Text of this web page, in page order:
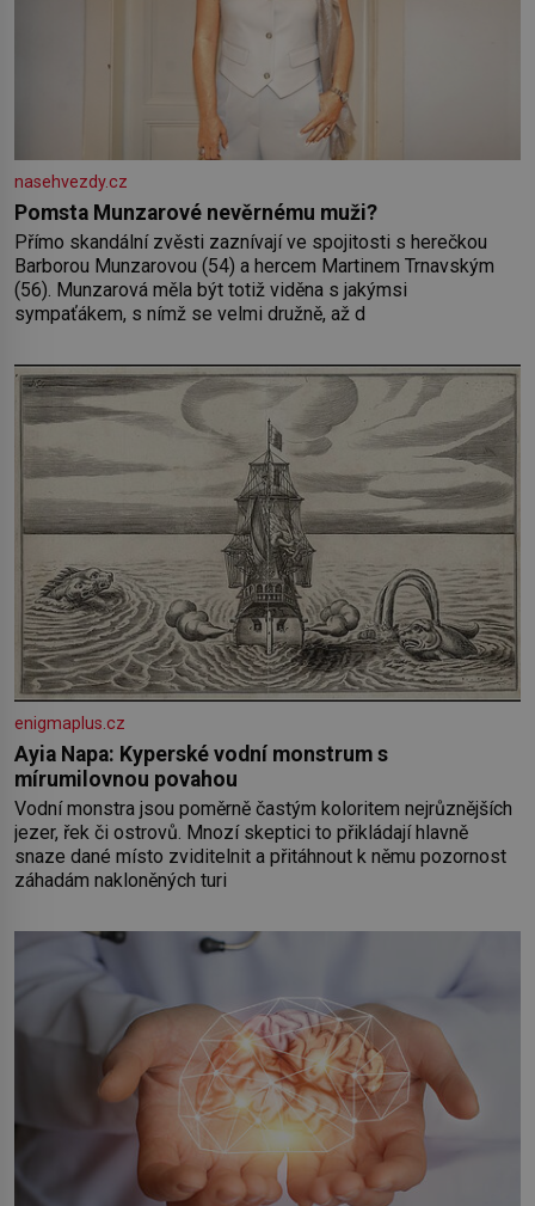
nasehvezdy.cz
Pomsta Munzarové nevěrnému muži?
Přímo skandální zvěsti zaznívají ve spojitosti s herečkou
Barborou Munzarovou (54) a hercem Martinem Trnavským
(56). Munzarová měla být totiž viděna s jakýmsi
sympaťákem, s nímž se velmi družně, až d
enigmaplus.cz
Ayia Napa: Kyperské vodní monstrum s
mírumilovnou povahou
Vodní monstra jsou poměrně častým koloritem nejrůznějších
jezer, řek či ostrovů. Mnozí skeptici to přikládají hlavně
snaze dané místo zviditelnit a přitáhnout k němu pozornost
záhadám nakloněných turi